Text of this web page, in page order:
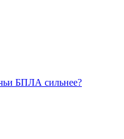
БПЛА сильнее?